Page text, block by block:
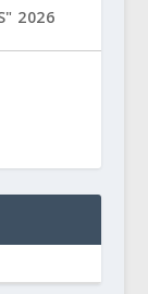
2026